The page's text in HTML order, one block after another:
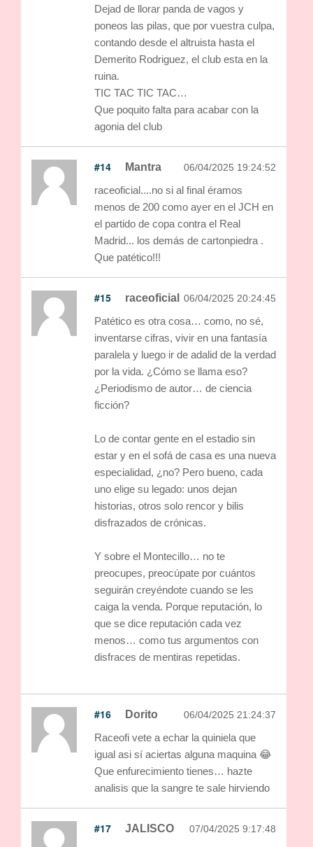
Dejad de llorar panda de vagos y
poneos las pilas, que por vuestra culpa,
contando desde el altruista hasta el
Demerito Rodriguez, el club esta en la
ruina.
TIC TAC TIC TAC…
Que poquito falta para acabar con la
agonia del club
#14 Mantra 06/04/2025 19:24:52
raceoficial....no si al final éramos
menos de 200 como ayer en el JCH en
el partido de copa contra el Real
Madrid... los demás de cartonpiedra .
Que patético!!!
#15 raceoficial 06/04/2025 20:24:45
Patético es otra cosa… como, no sé,
inventarse cifras, vivir en una fantasía
paralela y luego ir de adalid de la verdad
por la vida. ¿Cómo se llama eso?
¿Periodismo de autor… de ciencia
ficción?
Lo de contar gente en el estadio sin
estar y en el sofá de casa es una nueva
especialidad, ¿no? Pero bueno, cada
uno elige su legado: unos dejan
historias, otros solo rencor y bilis
disfrazados de crónicas.
Y sobre el Montecillo… no te
preocupes, preocúpate por cuántos
seguirán creyéndote cuando se les
caiga la venda. Porque reputación, lo
que se dice reputación cada vez
menos… como tus argumentos con
disfraces de mentiras repetidas.
#16 Dorito 06/04/2025 21:24:37
Raceofi vete a echar la quiniela que
igual asi sí aciertas alguna maquina 😂
Que enfurecimiento tienes… hazte
analisis que la sangre te sale hirviendo
#17 JALISCO 07/04/2025 9:17:48